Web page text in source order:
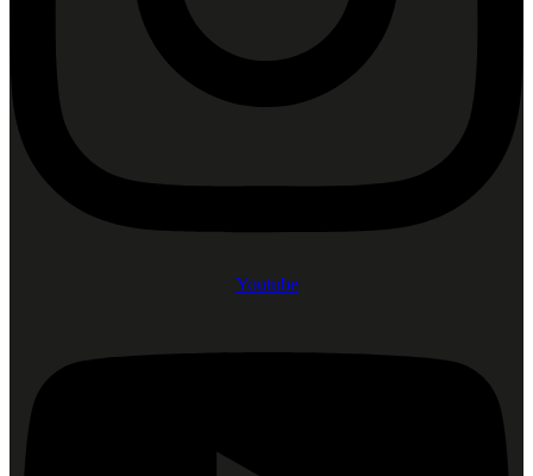
Youtube